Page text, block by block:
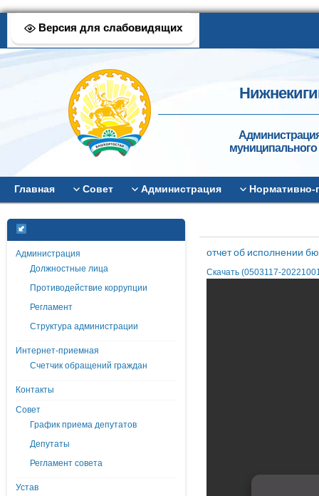
Версия для слабовидящих
муниципального
Главная Совет Администрация
Администрация
Должностные лица
Противодействие коррупции
Регламент
Структура администрации
Интернет-приемная
Счетчик обращений граждан
Контакты
Совет
График приема депутатов
Депутаты
Регламент совета
Устав
отчет об исполнении
Скачать (0503117-